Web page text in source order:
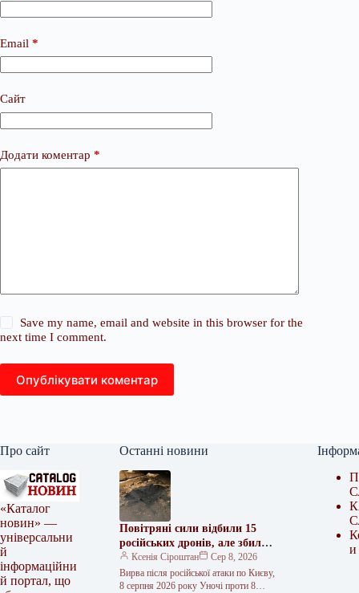
Email *
Сайт
Додати коментар *
Save my name, email and website in this browser for the
next time I comment.
Опублікувати коментар
Про сайт
«Каталог
новин» —
універсальни
й
інформаційни
й портал, що
Останні новини
Повітряні сили відбили 15
російських дронів, але збили
лише частину балістичних та
зенітних ракет
Ксенія Сіроштан
Сер 8, 2026
Вирва після російської атаки по Києву,
8 серпня 2026 року Уночі проти 8
и